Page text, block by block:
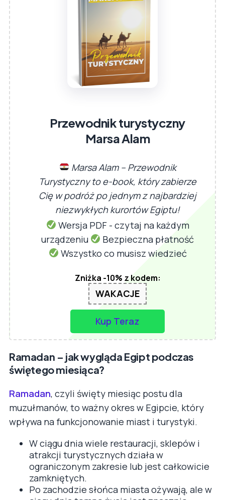
Przewodnik turystyczny
Marsa Alam
Marsa Alam – Przewodnik
Turystyczny to e-book, który zabierze
Cię w podróż po jednym z najbardziej
niezwykłych kurortów Egiptu!
Wersja PDF - czytaj na każdym
urządzeniu
Bezpieczna płatność
Wszystko co musisz wiedzieć
Zniżka -10% z kodem:
WAKACJE
Kup Teraz
Ramadan – jak wygląda Egipt podczas
świętego miesiąca?
Ramadan, czyli święty miesiąc postu dla
muzułmanów, to ważny okres w Egipcie, który
wpływa na funkcjonowanie miast i turystyki.
W ciągu dnia wiele restauracji, sklepów i
atrakcji turystycznych działa w
ograniczonym zakresie lub jest całkowicie
zamkniętych.
Po zachodzie słońca miasta ożywają, ale w